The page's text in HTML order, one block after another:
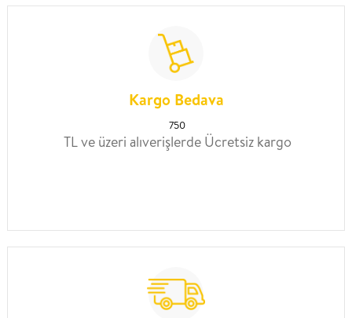
Kargo Bedava
750
TL ve üzeri alıverişlerde Ücretsiz kargo